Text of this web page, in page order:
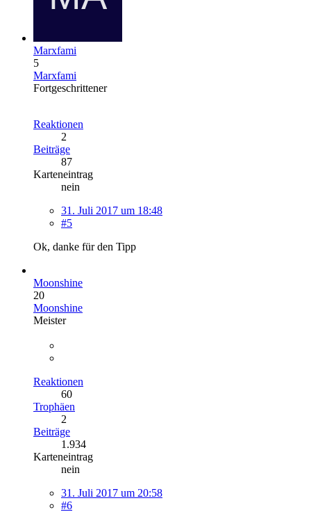
Marxfami
5
Marxfami
Fortgeschrittener
Reaktionen
2
Beiträge
87
Karteneintrag
nein
31. Juli 2017 um 18:48
#5
Ok, danke für den Tipp
Moonshine
20
Moonshine
Meister
Reaktionen
60
Trophäen
2
Beiträge
1.934
Karteneintrag
nein
31. Juli 2017 um 20:58
#6